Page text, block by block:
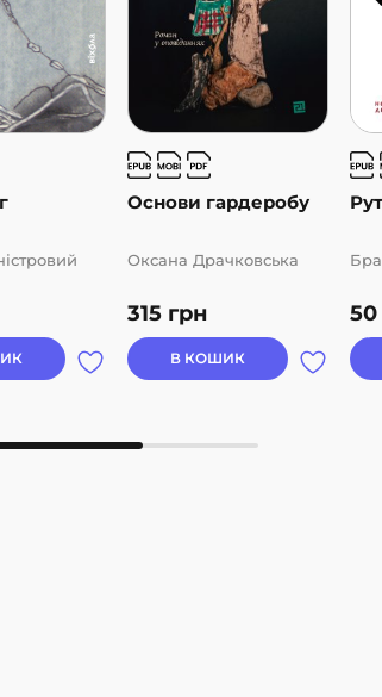
Основи гардеробу
315 грн
Оксана Драчковська
В КОШИК
50